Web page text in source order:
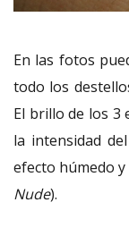
En las fotos
todo los
El brillo de los 3
la intensidad
efecto húmedo
Nude).